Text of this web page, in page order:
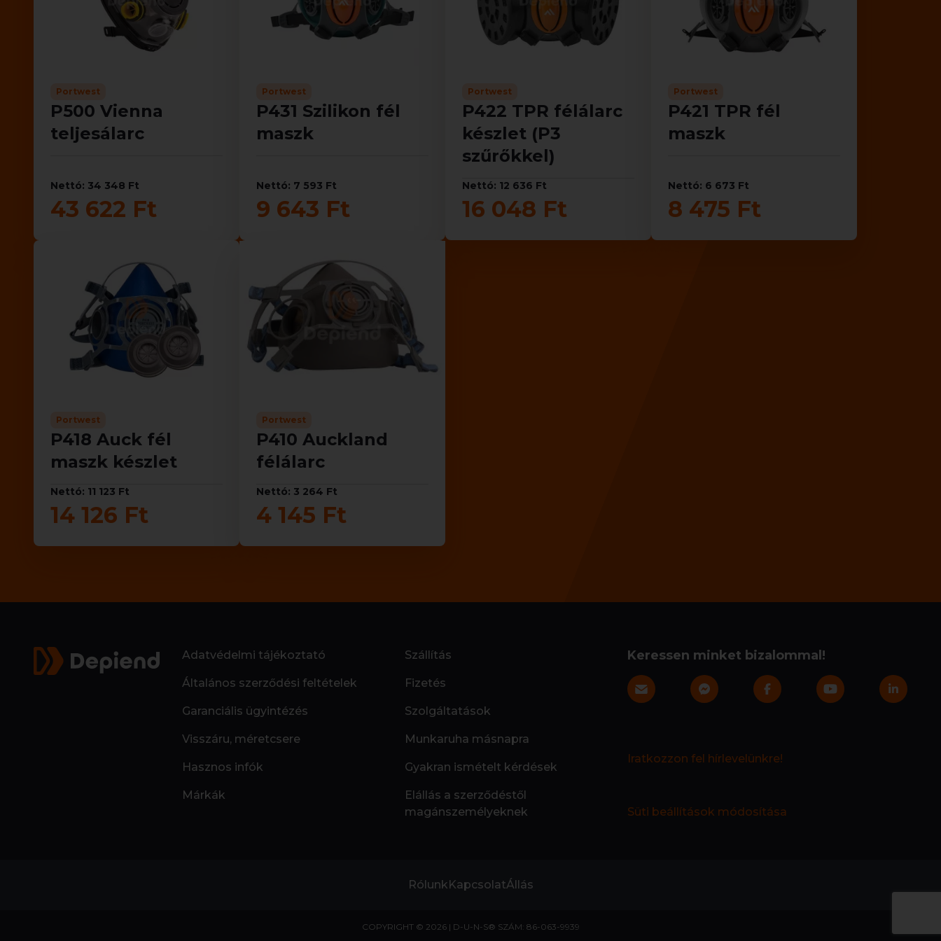
Portwest
P500 Vienna
teljesálarc
Nettó: 34 348 Ft
43 622 Ft
Portwest
P431 Szilikon fél
maszk
Nettó: 7 593 Ft
9 643 Ft
Portwest
P422 TPR félálarc
készlet (P3
szűrőkkel)
Nettó: 12 636 Ft
16 048 Ft
Portwest
P421 TPR fél
maszk
Nettó: 6 673 Ft
8 475 Ft
Portwest
P418 Auck fél
maszk készlet
Nettó: 11 123 Ft
14 126 Ft
Portwest
P410 Auckland
félálarc
Nettó: 3 264 Ft
4 145 Ft
Adatvédelmi tájékoztató
Általános szerződési feltételek
Garanciális ügyintézés
Visszáru, méretcsere
Hasznos infók
Márkák
Szállítás
Fizetés
Szolgáltatások
Munkaruha másnapra
Gyakran ismételt kérdések
Elállás a szerződéstől
magánszemélyeknek
Keressen minket bizalommal!
Iratkozzon fel hírlevelünkre!
Süti beállítások módosítása
RólunkKapcsolatÁllás
COPYRIGHT © 2026 | D-U-N-S® SZÁM: 86-063-9939